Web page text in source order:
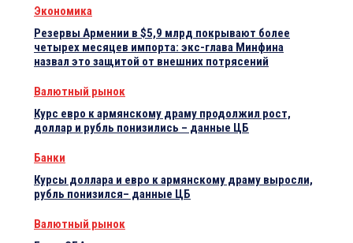
Экономика
Резервы Армении в $5,9 млрд покрывают более
четырех месяцев импорта: экс-глава Минфина
назвал это защитой от внешних потрясений
Валютный рынок
Курс евро к армянскому драму продолжил рост,
доллар и рубль понизились – данные ЦБ
Банки
Курсы доллара и евро к армянскому драму выросли,
рубль понизился– данные ЦБ
Валютный рынок